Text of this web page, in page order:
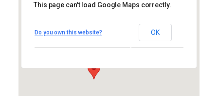
Gymnase du Belvédère
65 Bis Rue Gambetta – Suresnes
Évènements
This page can't load Google Maps correctly.
Do you own this website? OK